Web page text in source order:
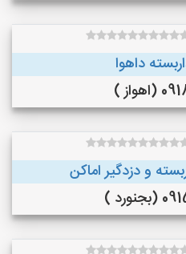
داهوا
)
و دزدگیر اماکن
)